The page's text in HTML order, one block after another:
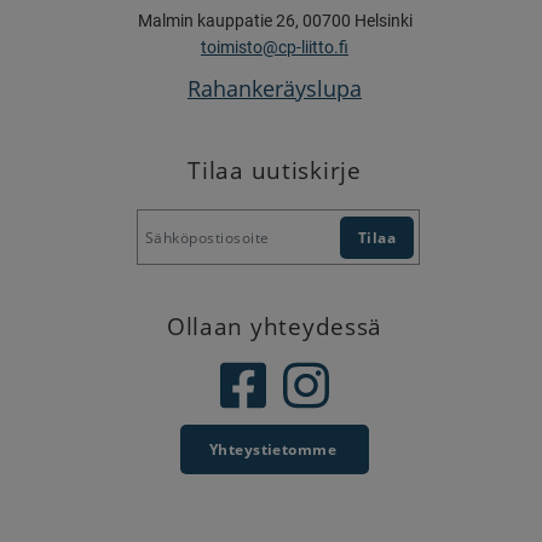
Malmin kauppatie 26, 00700 Helsinki
toimisto@cp-liitto.fi
Rahankeräyslupa
Tilaa uutiskirje
Ollaan yhteydessä
Yhteystietomme